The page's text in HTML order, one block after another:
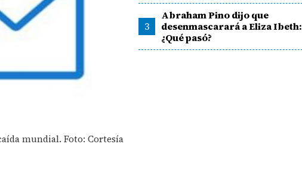
mundial. Foto: Cortesía
3
Abraham Pino dijo que
desenmascarará a Eliza Ibeth:
¿Qué pasó?